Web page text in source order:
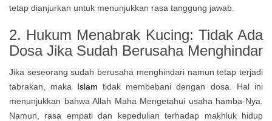
tetap dianjurkan untuk menunjukkan rasa tanggung jawab.
2. Hukum Menabrak Kucing: Tidak Ada
Dosa Jika Sudah Berusaha Menghindar
Jika seseorang sudah berusaha menghindari namun tetap terjadi
tabrakan, maka Islam tidak membebani dengan dosa. Hal ini
menunjukkan bahwa Allah Maha Mengetahui usaha hamba-Nya.
Namun, rasa empati dan kepedulian terhadap makhluk hidup